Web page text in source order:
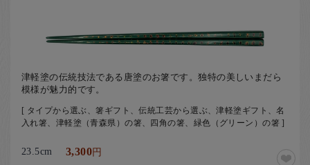
津軽塗の伝統技法である唐塗のお箸です。独特の美しいまだら
模様が魅力的です。
[ タイプから選ぶ、箸ギフト、伝統工芸から選ぶ、津軽塗ギフト、名
入れ箸、津軽塗（青森県）の箸、四角の箸、緑色（グリーン）の箸 ]
23.5cm 3,300円